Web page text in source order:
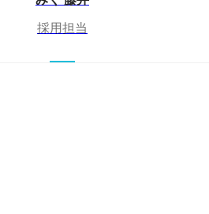
採用担当